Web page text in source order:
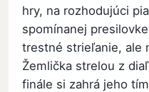
hry, na rozhodujúci
spomínanej
trestné strieľanie, ale
Žemlička strelou z
finále si zahrá jeho